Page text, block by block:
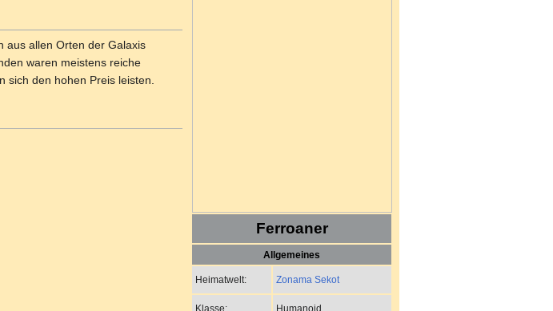
Ferroaner
Allgemeines
Heimatwelt: Zonama Sekot
Klasse: Humanoid
aus allen Orten der Galaxis
waren meistens reiche
sich den hohen Preis leisten.